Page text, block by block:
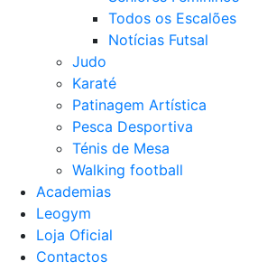
Todos os Escalões
Notícias Futsal
Judo
Karaté
Patinagem Artística
Pesca Desportiva
Ténis de Mesa
Walking football
Academias
Leogym
Loja Oficial
Contactos